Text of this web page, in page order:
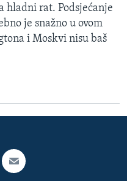
hladni rat. Podsjećanje
je snažno u ovom
i Moskvi nisu baš